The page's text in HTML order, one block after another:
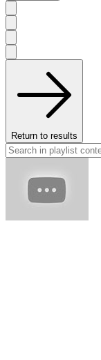
Return to results